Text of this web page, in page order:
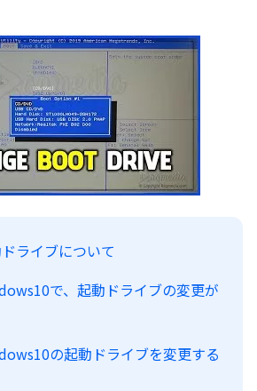
ライブについて
で、起動ドライブの変更が
の起動ドライブを変更する